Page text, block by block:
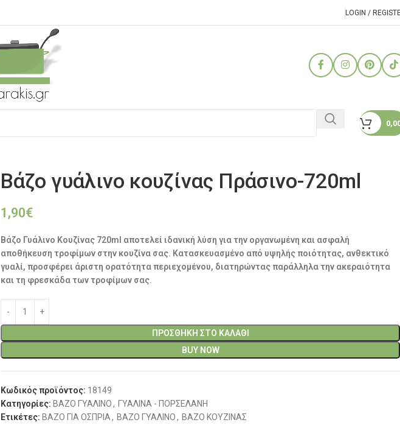
LOGIN /
Βάζο γυάλινο κουζίνας Πράσινο-720ml
1,90€
Βάζο Γυάλινο Κουζίνας 720ml αποτελεί ιδανική λύση για την οργανωμένη και ασφαλή
αποθήκευση τροφίμων στην κουζίνα σας. Κατασκευασμένο από υψηλής ποιότητας, ανθεκτικό
γυαλί, προσφέρει άριστη ορατότητα περιεχομένου, διατηρώντας παράλληλα την ακεραιότητα
και τη φρεσκάδα των τροφίμων σας.
ΠΡΟΣΘΉΚΗ ΣΤΟ ΚΑΛΆΘΙ
BUY NOW
Κωδικός προϊόντος: 18149
Κατηγορίες: ΒΑΖΟ ΓΥΑΛΙΝΟ, ΓΥΑΛΙΝΑ - ΠΟΡΣΕΛΑΝΗ
Ετικέτες: ΒΑΖΟ ΓΙΑ ΟΣΠΡΙΑ, ΒΑΖΟ ΓΥΑΛΙΝΟ, ΒΑΖΟ ΚΟΥΖΙΝΑΣ